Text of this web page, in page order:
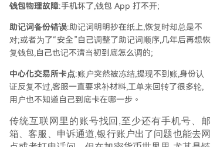
钱包物理故障:手机坏了,钱包 App 打不开;
助记词备份错误:助记词明明抄在纸上,恢复时却总是不
对;或者为了“安全”自己调整了助记词顺序,几年后再想恢
复钱包,自己也记不清当初到底怎么调的;
中心化交易所卡点:账户突然被冻结,提现不到账,身份认
证反复不过,客服一直要求补材料,工单来回转了很多轮,
用户也不知道自己到底卡在哪一步。
传统互联网里的账号找回,至少还有手机号、邮
箱、客服、申诉通道,银行账户出了问题也能去网